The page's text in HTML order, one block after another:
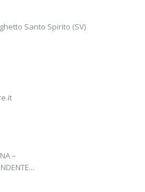
Santo Spirito (SV)
–